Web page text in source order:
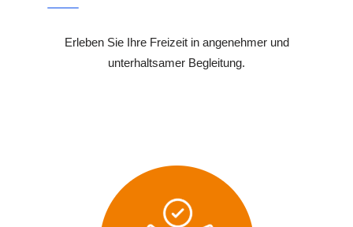
Erleben Sie Ihre Freizeit in angenehmer und
unterhaltsamer Begleitung.